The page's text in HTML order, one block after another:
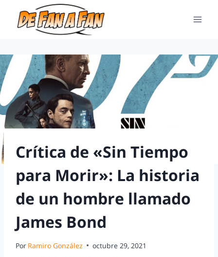
Crítica de «Sin Tiempo
para Morir»: La historia
de un hombre llamado
James Bond
Por Ramiro González octubre 29, 2021